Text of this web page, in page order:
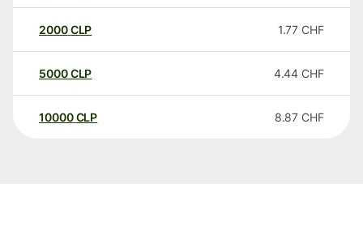
2000CLP 1.77 CHF
5000CLP 4.44 CHF
10000 CLP 8.87 CHF